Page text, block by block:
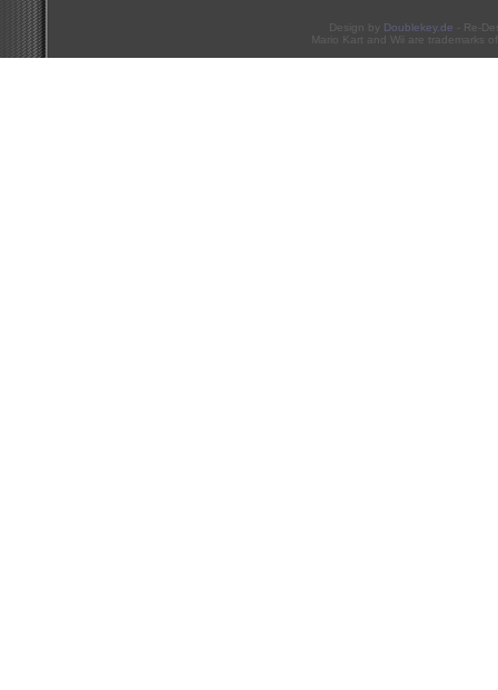
Design by Doublekey.de - Re-
Mario Kart and Wii are trademarks